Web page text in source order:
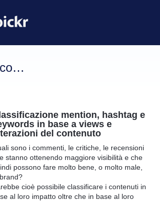
mention, hashtag e
in base a views e
del contenuto
sono i commenti, le critiche, le recensioni
stanno ottenendo maggiore visibilità e che
possono fare molto bene, o molto male,
cioè possibile classificare i contenuti in
al loro impatto oltre che in base al loro